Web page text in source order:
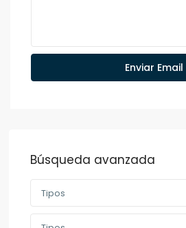
Búsqueda avanzada
Tipos